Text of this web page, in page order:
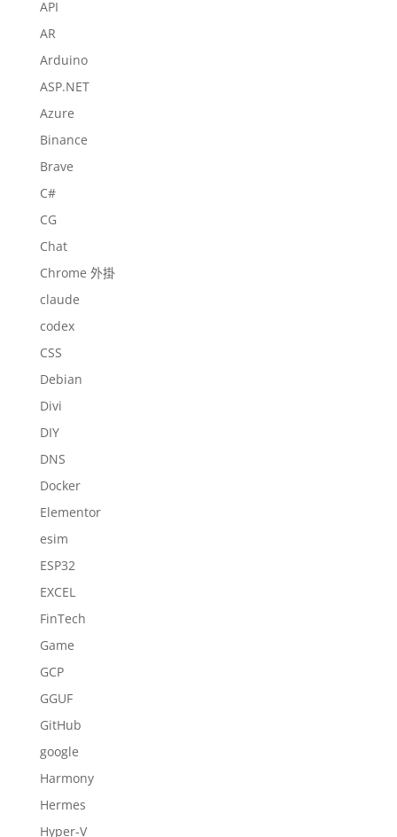
API
AR
Arduino
ASP.NET
Azure
Binance
Brave
C#
CG
Chat
Chrome 外掛
claude
codex
CSS
Debian
Divi
DIY
DNS
Docker
Elementor
esim
ESP32
EXCEL
FinTech
Game
GCP
GGUF
GitHub
google
Harmony
Hermes
Hyper-V